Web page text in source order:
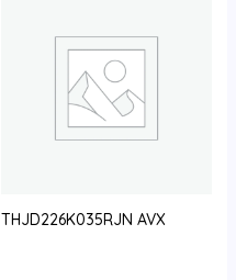
THJD226K035RJN AVX